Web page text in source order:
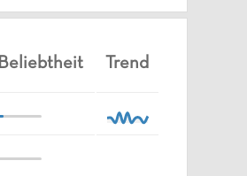
Beliebtheit Trend